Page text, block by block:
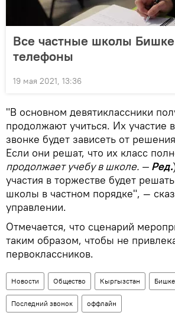
Все частные школы
телефоны
19 мая 2021, 13:36
"В основном девятиклассники
продолжают учиться. Их участие
звонке будет зависеть от
Если они решат, что их класс
продолжает учебу в школе. — Ред.
участия в торжестве будет
школы в частном порядке", —
управлении.
Отмечается, что сценарий
таким образом, чтобы не
первоклассников.
Новости Общество Кыргызстан
Последний звонок оффлайн